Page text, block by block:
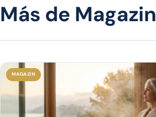
Más de Magazin
MAGAZIN